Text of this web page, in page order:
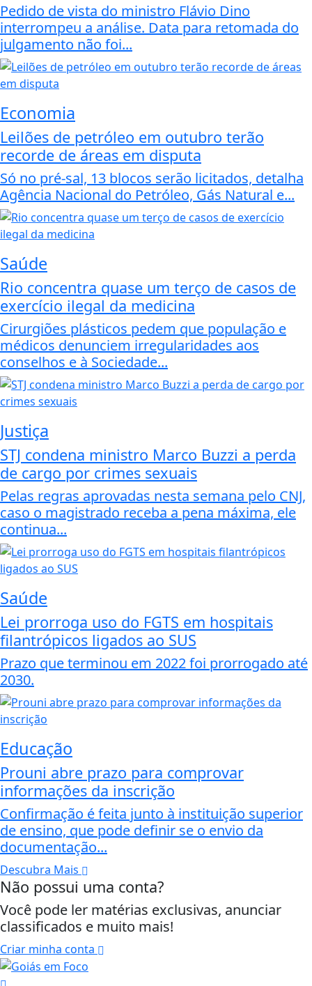
Pedido de vista do ministro Flávio Dino
interrompeu a análise. Data para retomada do
julgamento não foi...
Economia
Leilões de petróleo em outubro terão
recorde de áreas em disputa
Só no pré-sal, 13 blocos serão licitados, detalha
Agência Nacional do Petróleo, Gás Natural e...
Saúde
Rio concentra quase um terço de casos de
exercício ilegal da medicina
Cirurgiões plásticos pedem que população e
médicos denunciem irregularidades aos
conselhos e à Sociedade...
Justiça
STJ condena ministro Marco Buzzi a perda
de cargo por crimes sexuais
Pelas regras aprovadas nesta semana pelo CNJ,
caso o magistrado receba a pena máxima, ele
continua...
Saúde
Lei prorroga uso do FGTS em hospitais
filantrópicos ligados ao SUS
Prazo que terminou em 2022 foi prorrogado até
2030.
Educação
Prouni abre prazo para comprovar
informações da inscrição
Confirmação é feita junto à instituição superior
de ensino, que pode definir se o envio da
documentação...
Descubra Mais
Não possui uma conta?
Você pode ler matérias exclusivas, anunciar
classificados e muito mais!
Criar minha conta